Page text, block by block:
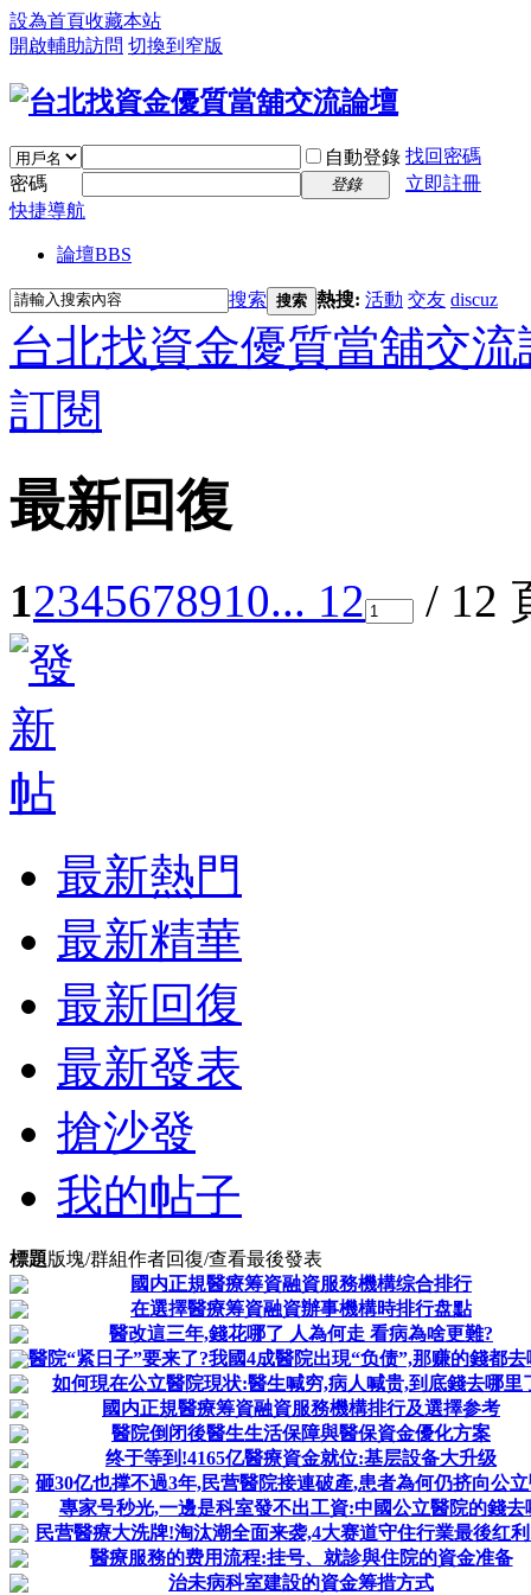
設為首頁收藏本站
開啟輔助訪問 切換到窄版
自動登錄 找回密碼
密碼
登錄
立即註冊
快捷導航
論壇BBS
搜索 搜索 熱搜: 活動 交友 discuz
台北找資金優質當舖交流
訂閱
最新回復
12345678910... 12 / 12
最新熱門
最新精華
最新回復
最新發表
搶沙發
我的帖子
標題版塊/群組作者回復/查看最後發表
國内正規醫療筹資融資服務機構综合排行
在選擇醫療筹資融資辦事機構時排行盘點
醫改這三年,錢花哪了 人為何走 看病為啥更難?
醫院“紧日子”要来了?我國4成醫院出現“负债”,那赚的錢都去
如何現在公立醫院現状:醫生喊穷,病人喊贵,到底錢去哪里
國内正規醫療筹資融資服務機構排行及選擇参考
醫院倒闭後醫生生活保障與醫保資金優化方案
终于等到!4165亿醫療資金就位:基层設备大升级
砸30亿也撑不過3年,民营醫院接連破產,患者為何仍挤向公
專家号秒光,一邊是科室發不出工資:中國公立醫院的錢去
民营醫療大洗牌!淘汰潮全面来袭,4大赛道守住行業最後红
醫療服務的费用流程:挂号、就診與住院的資金准备
治未病科室建設的資金筹措方式